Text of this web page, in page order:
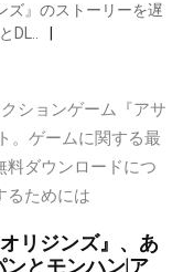
ズ』のストーリーを遅
DL..
ションゲーム『アサ
。ゲームに関する最
料ダウンロードにつ
るためには
リジンズ』、あ